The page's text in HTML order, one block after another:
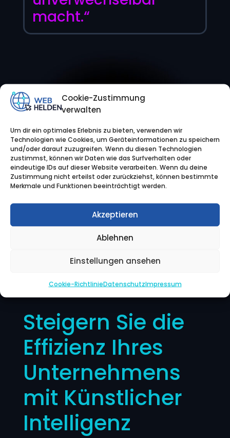
Cookie-Zustimmung
verwalten
Um dir ein optimales Erlebnis zu bieten, verwenden wir
Technologien wie Cookies, um Geräteinformationen zu speichern
und/oder darauf zuzugreifen. Wenn du diesen Technologien
zustimmst, können wir Daten wie das Surfverhalten oder
eindeutige IDs auf dieser Website verarbeiten. Wenn du deine
Zustimmung nicht erteilst oder zurückziehst, können bestimmte
Merkmale und Funktionen beeinträchtigt werden.
Akzeptieren
Ablehnen
Einstellungen ansehen
Cookie-RichtlinieDatenschutzImpressum
macht.“
Willkommen in der Zukunft
Steigern Sie die
Effizienz Ihres
Unternehmens
mit Künstlicher
Intelligenz